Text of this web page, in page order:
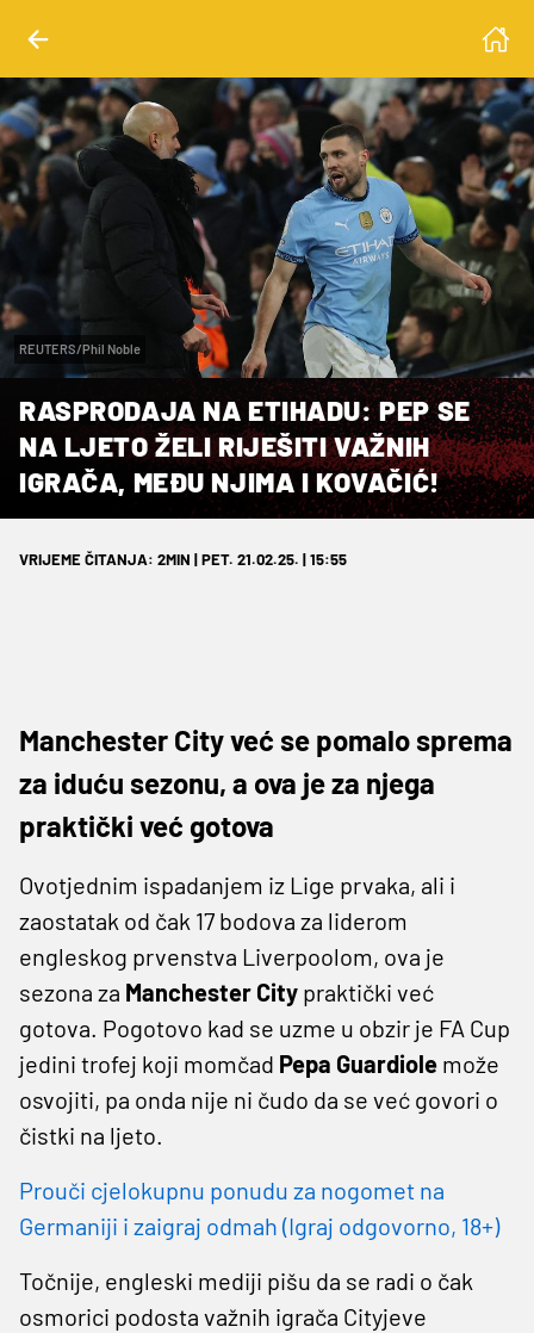
REUTERS/Phil Noble
RASPRODAJA NA ETIHADU: PEP SE
NA LJETO ŽELI RIJEŠITI VAŽNIH
IGRAČA, MEĐU NJIMA I KOVAČIĆ!
VRIJEME ČITANJA: 2MIN | PET. 21.02.25. | 15:55
Manchester City već se pomalo sprema
za iduću sezonu, a ova je za njega
praktički već gotova
Ovotjednim ispadanjem iz Lige prvaka, ali i
zaostatak od čak 17 bodova za liderom
engleskog prvenstva Liverpoolom, ova je
sezona za Manchester City praktički već
gotova. Pogotovo kad se uzme u obzir je FA Cup
jedini trofej koji momčad Pepa Guardiole može
osvojiti, pa onda nije ni čudo da se već govori o
čistki na ljeto.
Prouči cjelokupnu ponudu za nogomet na
Germaniji i zaigraj odmah (Igraj odgovorno, 18+)
Točnije, engleski mediji pišu da se radi o čak
osmorici podosta važnih igrača Cityjeve